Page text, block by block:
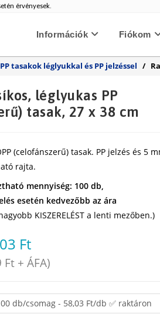
érvényesek.
Információk Fiókom
tasakok léglyukkal és PP jelzéssel /
léglyukas PP
tasak, 27 x 38 cm
(celofánszerű) tasak. PP jelzés és 5
rajta.
mennyiség: 100 db,
esetén kedvezőbb az ára
KISZERELÉST a lenti mezőben.)
Ft
Ft+ ÁFA)
db/csomag - 58,03 Ft/db ✅ raktáron